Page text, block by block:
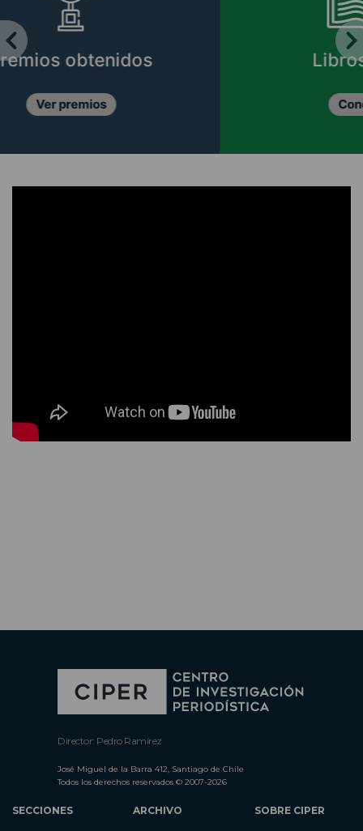
Libros CIPER
Director: Pedro Ramírez
José Miguel de la Barra 412, Santiago de Chile
Todos los derechos reservados © 2007-2026
SECCIONES
ARCHIVO
SOBRE CIPER